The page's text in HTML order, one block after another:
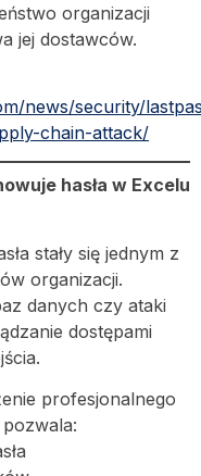
organizacji
jej dostawców.
news/security/
chain-attack/
hasła w Excelu
stały się jednym z
organizacji.
danych czy ataki
dostępami
profesjonalnego